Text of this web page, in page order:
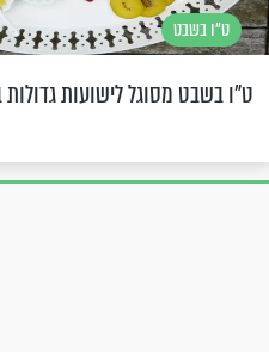
ט"ו בשבט
ט"ו בשבט מסוגל לישועות